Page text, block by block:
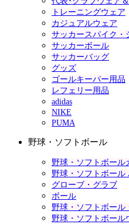
トレーニングウェア
カジュアルウェア
サッカースパイク・
サッカーボール
サッカーバッグ
グッズ
ゴールキーパー用品
レフェリー用品
adidas
NIKE
PUMA
野球・ソフトボール
野球・ソフトボール
野球・ソフトボール
グローブ・グラブ
ボール
野球・ソフトボール
野球・ソフトボール